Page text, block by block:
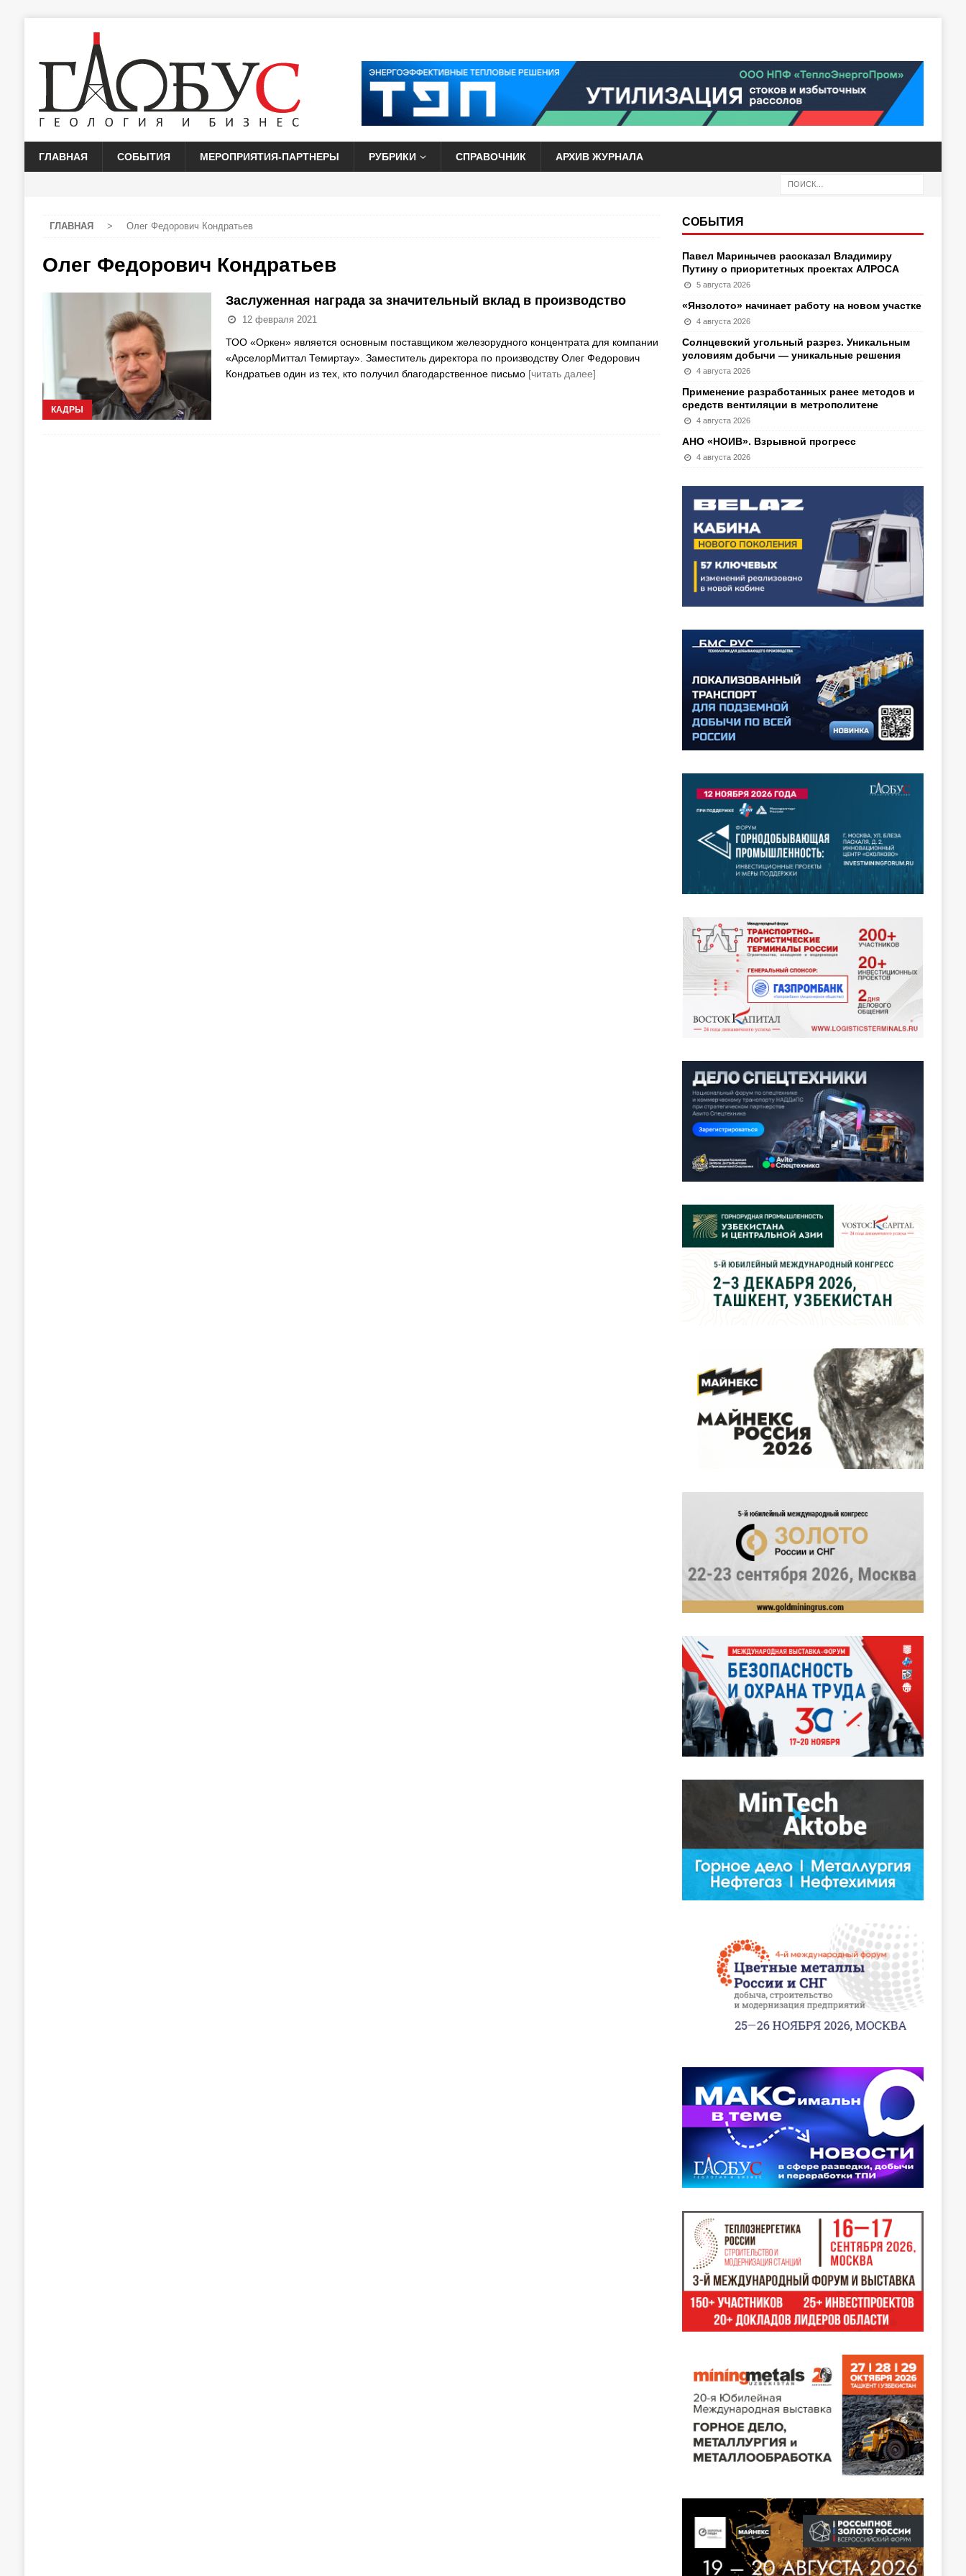
ГЛАВНАЯ СОБЫТИЯ МЕРОПРИЯТИЯ-ПАРТНЕРЫ РУБРИКИ СПРАВОЧНИК АРХИВ ЖУРНАЛА
ГЛАВНАЯ > Олег Федорович Кондратьев
Олег Федорович Кондратьев
КАДРЫ
Заслуженная награда за значительный вклад в производство
12 февраля 2021
ТОО «Оркен» является основным поставщиком железорудного концентрата для компании
«АрселорМиттал Темиртау». Заместитель директора по производству Олег Федорович
Кондратьев один из тех, кто получил благодарственное письмо [читать далее]
СОБЫТИЯ
Павел Маринычев рассказал Владимиру
Путину о приоритетных проектах АЛРОСА
5 августа 2026
«Янзолото» начинает работу на новом участке
4 августа 2026
Солнцевский угольный разрез. Уникальным
условиям добычи — уникальные решения
4 августа 2026
Применение разработанных ранее методов и
средств вентиляции в метрополитене
4 августа 2026
АНО «НОИВ». Взрывной прогресс
4 августа 2026